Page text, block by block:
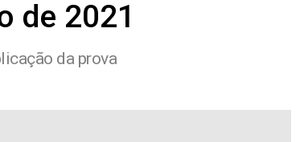
de 2021
da prova